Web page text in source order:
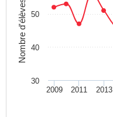
Nombre d'élèves
2009 2011 2013
30
40
50